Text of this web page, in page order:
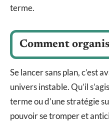
terme.
Comment
Se lancer sans plan, c’est
univers instable. Qu’il
terme ou d’une stratégie
pouvoir se tromper et